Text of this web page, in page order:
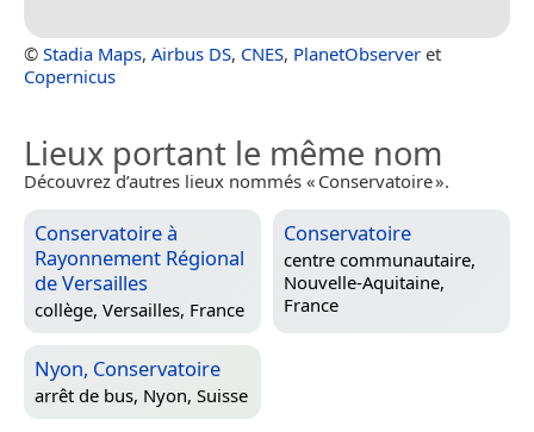
© Stadia Maps, Airbus DS, CNES, PlanetObserver et
Copernicus
Lieux portant le même nom
Découvrez d’autres lieux nommés « Conservatoire ».
Conservatoire à
Rayonnement Régional
de Versailles
collège, Versailles, France
Conservatoire
centre communautaire,
Nouvelle-Aquitaine,
France
Nyon, Conservatoire
arrêt de bus, Nyon, Suisse